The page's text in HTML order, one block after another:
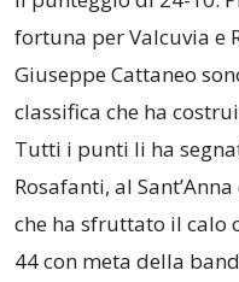
fortuna per Valcuvia e
Giuseppe Cattaneo
classifica che ha
Tutti i punti li ha
Rosafanti, al
che ha sfruttato il calo
44 con meta della